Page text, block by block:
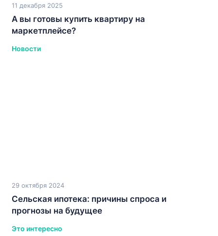
11 декабря 2025
А вы готовы купить квартиру на
маркетплейсе?
Новости
29 октября 2024
Сельская ипотека: причины спроса и
прогнозы на будущее
Это интересно